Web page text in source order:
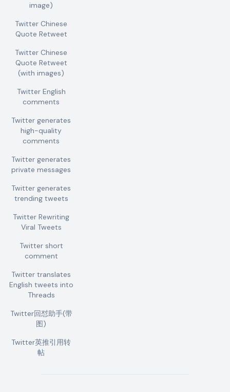
image)
Twitter Chinese
Quote Retweet
Twitter Chinese
Quote Retweet
(with images)
Twitter English
comments
Twitter generates
high-quality
comments
Twitter generates
private messages
Twitter generates
trending tweets
Twitter Rewriting
Viral Tweets
Twitter short
comment
Twitter translates
English tweets into
Threads
Twitter回怼助手(带
图)
Twitter英推引用转
帖